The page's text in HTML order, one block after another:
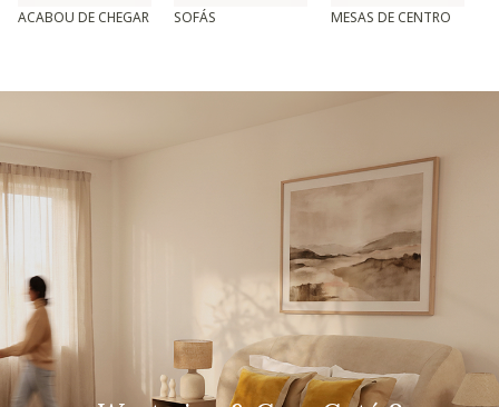
ACABOU DE CHEGAR SOFÁS MESAS DE CENTRO